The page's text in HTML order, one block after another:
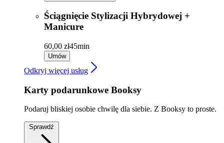
Ściągnięcie Stylizacji Hybrydowej +
Manicure
60,00 zł45min
Umów
Odkryj więcej usług
Karty podarunkowe Booksy
Podaruj bliskiej osobie chwilę dla siebie. Z Booksy to proste.